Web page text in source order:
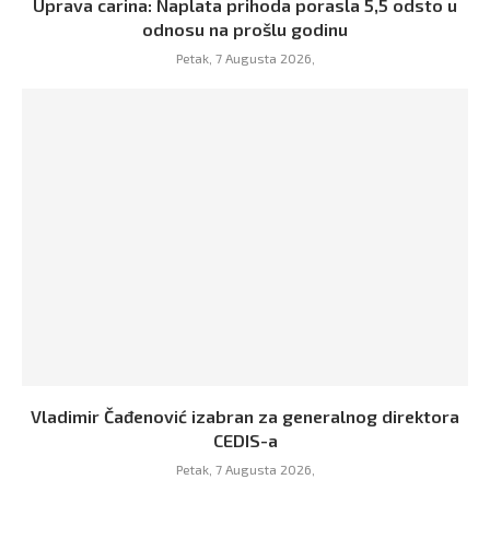
Uprava carina: Naplata prihoda porasla 5,5 odsto u
odnosu na prošlu godinu
Petak, 7 Augusta 2026,
Vladimir Čađenović izabran za generalnog direktora
CEDIS-a
Petak, 7 Augusta 2026,